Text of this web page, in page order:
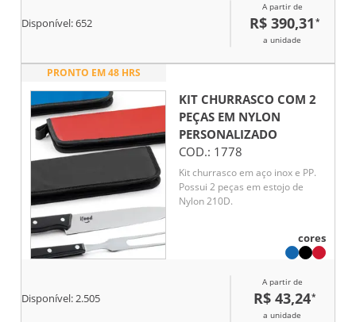
Disponível:652
A partir de
R$ 390,31 *
a unidade
PRONTO EM 48 HRS
KIT CHURRASCO COM 2
PEÇAS EM NYLON
PERSONALIZADO
COD.: 1778
Kit churrasco em aço inox e PP.
Possui 2 peças em estojo de
Nylon 210D.
cores
Disponível:2.505
A partir de
R$ 43,24*
a unidade